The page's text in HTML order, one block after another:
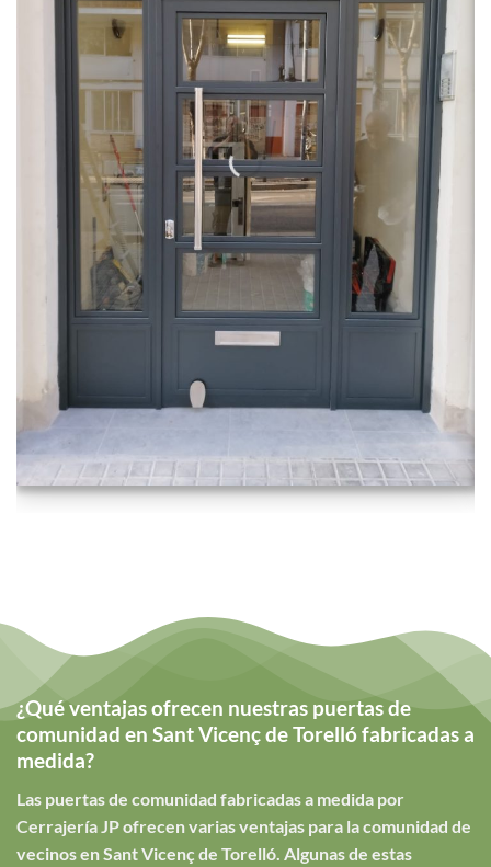
¿Qué ventajas ofrecen nuestras puertas de
comunidad en Sant Vicenç de Torelló fabricadas a
medida?
Las puertas de comunidad fabricadas a medida por
Cerrajería JP ofrecen varias ventajas para la comunidad de
vecinos en Sant Vicenç de Torelló. Algunas de estas